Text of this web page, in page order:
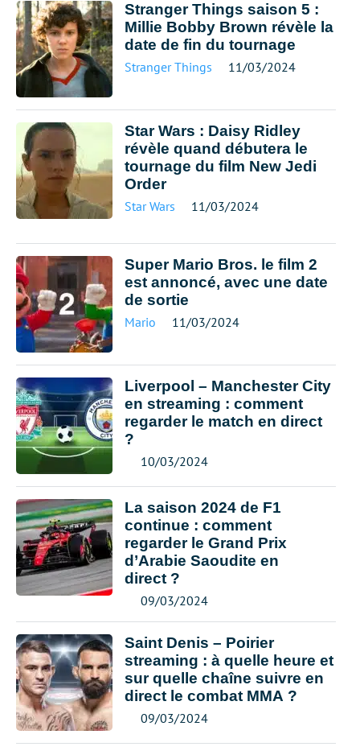
Stranger Things saison 5 :
Millie Bobby Brown révèle la
date de fin du tournage
Stranger Things 11/03/2024
Star Wars : Daisy Ridley
révèle quand débutera le
tournage du film New Jedi
Order
Star Wars 11/03/2024
Super Mario Bros. le film 2
est annoncé, avec une date
de sortie
Mario 11/03/2024
Liverpool – Manchester City
en streaming : comment
regarder le match en direct
?
10/03/2024
La saison 2024 de F1
continue : comment
regarder le Grand Prix
d’Arabie Saoudite en
direct ?
09/03/2024
Saint Denis – Poirier
streaming : à quelle heure et
sur quelle chaîne suivre en
direct le combat MMA ?
09/03/2024